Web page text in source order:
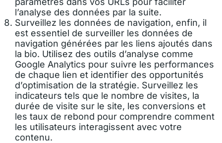
l’analyse des données par la suite.
Surveillez les données de navigation, enfin, il
est essentiel de surveiller les données de
navigation générées par les liens ajoutés dans
la bio. Utilisez des outils d’analyse comme
Google Analytics pour suivre les performances
de chaque lien et identifier des opportunités
d’optimisation de la stratégie. Surveillez les
indicateurs tels que le nombre de visites, la
durée de visite sur le site, les conversions et
les taux de rebond pour comprendre comment
les utilisateurs interagissent avec votre
contenu.